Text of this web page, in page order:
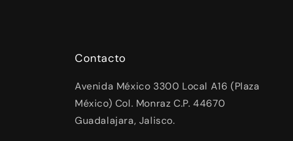
Contacto
Avenida México 3300 Local A16 (Plaza
México) Col. Monraz C.P. 44670
Guadalajara, Jalisco.